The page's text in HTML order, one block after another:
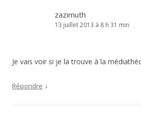
zazimuth
13 juillet 2013 à 8 h 31 min
Je vais voir si je la trouve à la
Répondre ↓